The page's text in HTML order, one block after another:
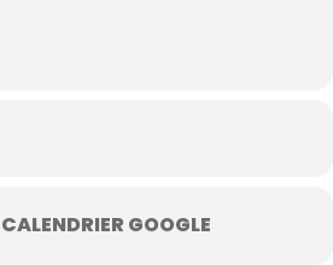
CALENDRIER GOOGLE